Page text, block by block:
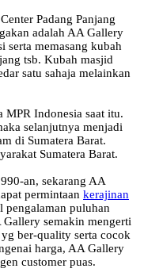
Padang Panjang
adalah AA Gallery
serta memasang kubah
tsb. Kubah masjid
satu sahaja melainkan
MPR Indonesia saat itu.
selanjutnya menjadi
di Sumatera Barat.
Sumatera Barat.
an, sekarang AA
permintaan kerajinan
pengalaman puluhan
semakin mengerti
ber-quality serta cocok
harga, AA Gallery
customer puas.